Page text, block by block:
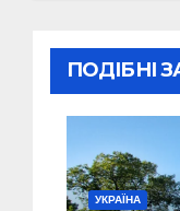
ПОДІБНІ
УКРАЇНА